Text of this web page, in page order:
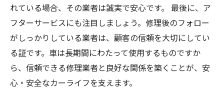
れている場合、その業者は誠実で安心です。 最後に、ア
フターサービスにも注目しましょう。修理後のフォロー
がしっかりしている業者は、顧客の信頼を大切にしてい
る証です。車は長期間にわたって使用するものですか
ら、信頼できる修理業者と良好な関係を築くことが、安
心・安全なカーライフを支えます。